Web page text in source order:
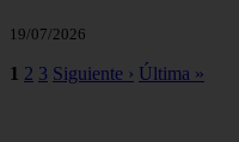
19/07/2026
1 2 3 Siguiente › Última »